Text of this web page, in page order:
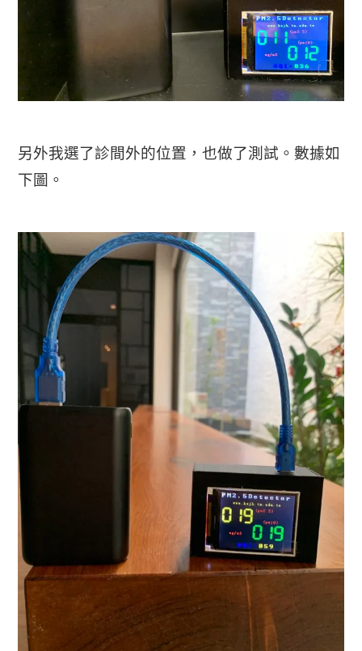
另外我選了診間外的位置，也做了測試。數據如
下圖。